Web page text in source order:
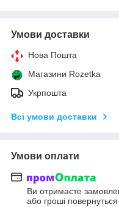
Умови доставки
Нова Пошта
Магазини Rozetka
Укрпошта
Всі умови доставки
Умови оплати
Ви отримаєте
або гроші